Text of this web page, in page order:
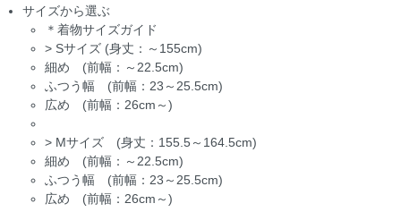
サイズから選ぶ
＊着物サイズガイド
> Sサイズ (身丈：～155cm)
細め (前幅：～22.5cm)
ふつう幅 (前幅：23～25.5cm)
広め (前幅：26cm～)
> Mサイズ (身丈：155.5～164.5cm)
細め (前幅：～22.5cm)
ふつう幅 (前幅：23～25.5cm)
広め (前幅：26cm～)